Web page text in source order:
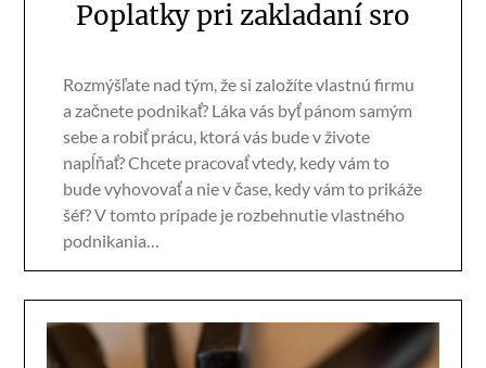
Poplatky pri zakladaní sro
Rozmýšľate nad tým, že si založíte vlastnú firmu
a začnete podnikať? Láka vás byť pánom samým
sebe a robiť prácu, ktorá vás bude v živote
napĺňať? Chcete pracovať vtedy, kedy vám to
bude vyhovovať a nie v čase, kedy vám to prikáže
šéf? V tomto prípade je rozbehnutie vlastného
podnikania…